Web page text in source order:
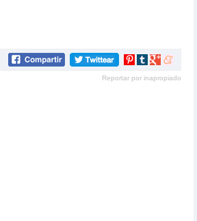
Compartir
Pinterest
Compartir
tumblr
Compartir
Google+
Compartir
meneame
Reportar por inapropiado